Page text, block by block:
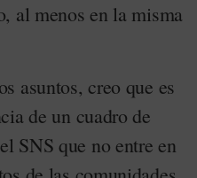
al menos en la misma
asuntos, creo que es
de un cuadro de
SNS que no entre en